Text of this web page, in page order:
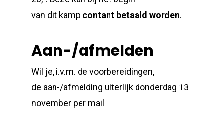
van dit kamp contant betaald worden.
Aan-/afmelden
Wil je, i.v.m. de voorbereidingen,
de aan-/afmelding uiterlijk donderdag 13
november per mail